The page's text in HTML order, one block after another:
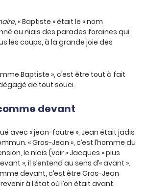
, « Baptiste » était le « nom
au niais des parades foraines qui
les coups, à la grande joie des
Baptiste », c’est être tout à fait
de tout souci.
devant
avec « jean-foutre », Jean était jadis
« Gros-Jean », c’est l’homme du
le niais (voir « Jacques » plus
», il s’entend au sens d’« avant ».
devant, c’est être Gros-Jean
à l’état où l’on était avant.